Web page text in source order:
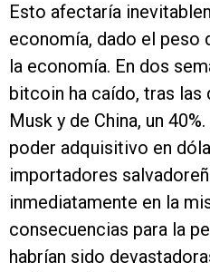
Esto afectaría
economía, dado el peso
la economía. En dos
bitcoin ha caído, tras las
Musk y de China, un
poder adquisitivo en
importadores
inmediatamente en la
consecuencias para la
habrían sido